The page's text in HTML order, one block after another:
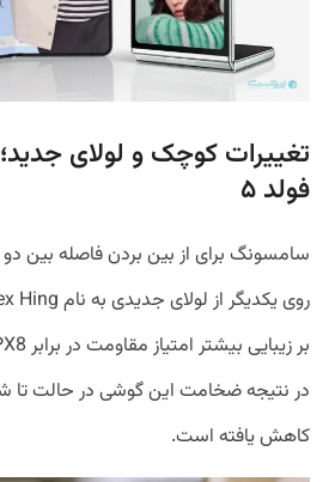
تغییرات کوچک و لولای
فولد ۵
سامسونگ برای از بین بردن فاصله بین
کاهش یافته است.